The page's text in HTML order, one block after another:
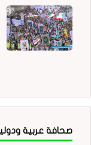
صحافة عربية